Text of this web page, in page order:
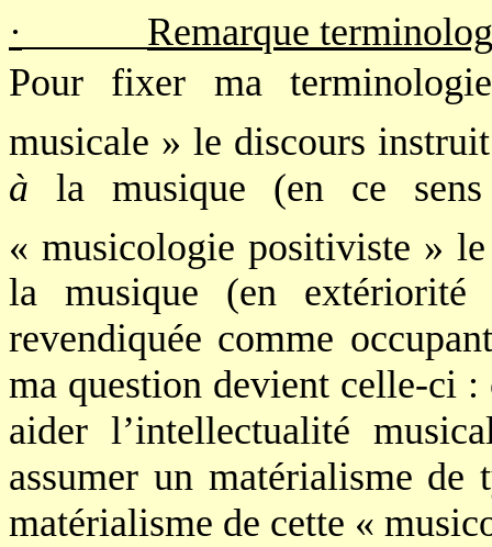
·
Remarque
Pour fixer ma
musicale » le discours
à la musique (en ce sens
« musicologie positiviste »
la musique (en
revendiquée comme
ma question devient celle-ci
aider l’intellectualité
assumer un matérialisme
matérialisme de cette «